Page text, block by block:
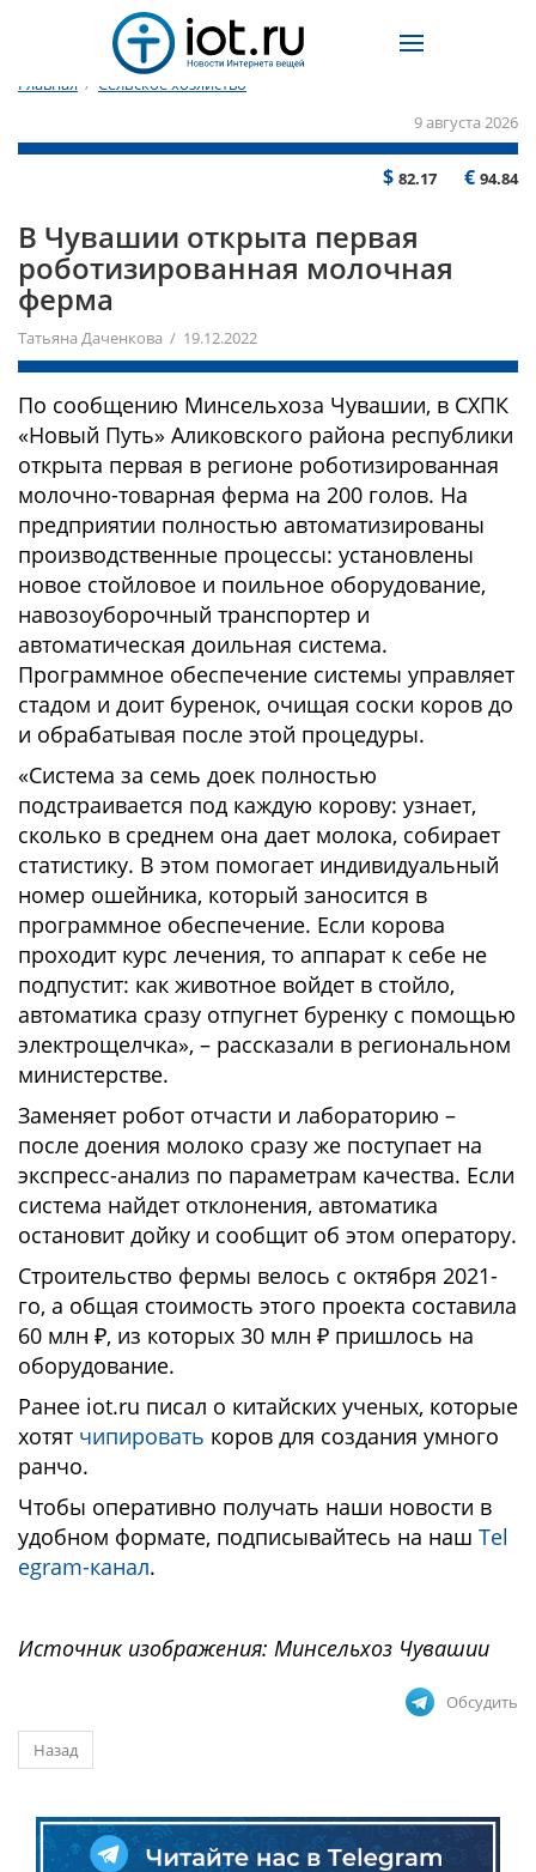
Главная / Сельское хозяйство
9 августа 2026
$ 82.17 € 94.84
В Чувашии открыта первая
роботизированная молочная
ферма
Татьяна Даченкова / 19.12.2022
По сообщению Минсельхоза Чувашии, в СХПК
«Новый Путь» Аликовского района республики
открыта первая в регионе роботизированная
молочно-товарная ферма на 200 голов. На
предприятии полностью автоматизированы
производственные процессы: установлены
новое стойловое и поильное оборудование,
навозоуборочный транспортер и
автоматическая доильная система.
Программное обеспечение системы управляет
стадом и доит буренок, очищая соски коров до
и обрабатывая после этой процедуры.
«Система за семь доек полностью
подстраивается под каждую корову: узнает,
сколько в среднем она дает молока, собирает
статистику. В этом помогает индивидуальный
номер ошейника, который заносится в
программное обеспечение. Если корова
проходит курс лечения, то аппарат к себе не
подпустит: как животное войдет в стойло,
автоматика сразу отпугнет буренку с помощью
электрощелчка», – рассказали в региональном
министерстве.
Заменяет робот отчасти и лабораторию –
после доения молоко сразу же поступает на
экспресс-анализ по параметрам качества. Если
система найдет отклонения, автоматика
остановит дойку и сообщит об этом оператору.
Строительство фермы велось с октября 2021-
го, а общая стоимость этого проекта составила
60 млн ₽, из которых 30 млн ₽ пришлось на
оборудование.
Ранее iot.ru писал о китайских ученых, которые
хотят чипировать коров для создания умного
ранчо.
Чтобы оперативно получать наши новости в
удобном формате, подписывайтесь на наш Tel
egram-канал.
Источник изображения: Минсельхоз Чувашии
Обсудить
Назад